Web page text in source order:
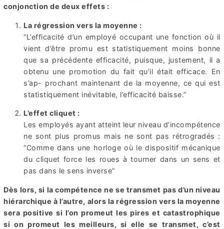
conjonction de deux effets :
La régression vers la moyenne :
“L’efficacité d’un employé occupant une fonction où il
vient d’être promu est statistiquement moins bonne
que sa précédente efficacité, puisque, justement, il a
obtenu une promotion du fait qu’il était efficace. En
s’ap- prochant maintenant de la moyenne, ce qui est
statistiquement inévitable, l’efficacité baisse.”
L’effet cliquet :
Les employés ayant atteint leur niveau d’incompétence
ne sont plus promus mais ne sont pas rétrogradés :
“Comme dans une horloge où le dispositif mécanique
du cliquet force les roues à tourner dans un sens et
pas dans le sens inverse”
Dès lors, si la compétence ne se transmet pas d’un niveau
hiérarchique à l’autre, alors la régression vers la moyenne
sera positive si l’on promeut les pires et catastrophique
si on promeut les meilleurs, si elle se transmet, c’est